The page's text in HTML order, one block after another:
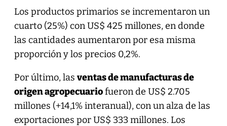
Los productos primarios se incrementaron un
cuarto (25%) con US$ 425 millones, en donde
las cantidades aumentaron por esa misma
proporción y los precios 0,2%.
Por último, las ventas de manufacturas de
origen agropecuariofueron de US$ 2.705
millones (+14,1% interanual), con un alza de las
exportaciones por US$ 333 millones. Los